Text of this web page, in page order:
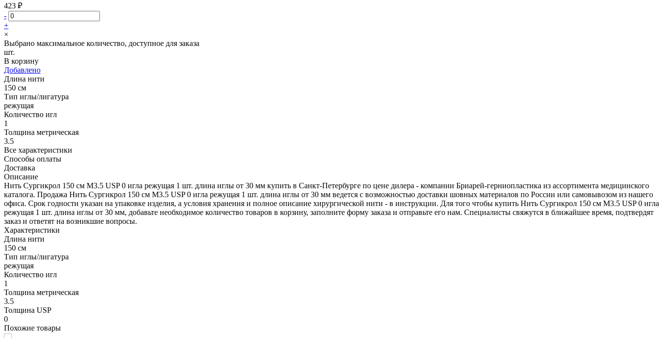
423 ₽
-
+
×
Выбрано максимальное количество, доступное для заказа
шт.
В корзину
Добавлено
Длина нити
150 см
Тип иглы/лигатура
режущая
Количество игл
1
Толщина метрическая
3.5
Все характеристики
Способы оплаты
Доставка
Описание
Нить Сургикрол 150 см М3.5 USP 0 игла режущая 1 шт. длина иглы от 30 мм купить в Санкт-Петербурге по цене дилера - компании Бриарей-герниопластика из ассортимента медицинского
каталога. Продажа Нить Сургикрол 150 см М3.5 USP 0 игла режущая 1 шт. длина иглы от 30 мм ведется с возможностью доставки шовных материалов по России или самовывозом из нашего
офиса. Срок годности указан на упаковке изделия, а условия хранения и полное описание хирургической нити - в инструкции. Для того чтобы купить Нить Сургикрол 150 см М3.5 USP 0 игла
режущая 1 шт. длина иглы от 30 мм, добавьте необходимое количество товаров в корзину, заполните форму заказа и отправьте его нам. Специалисты свяжутся в ближайшее время, подтвердят
заказ и ответят на возникшие вопросы.
Характеристики
Длина нити
150 см
Тип иглы/лигатура
режущая
Количество игл
1
Толщина метрическая
3.5
Толщина USP
0
Похожие товары